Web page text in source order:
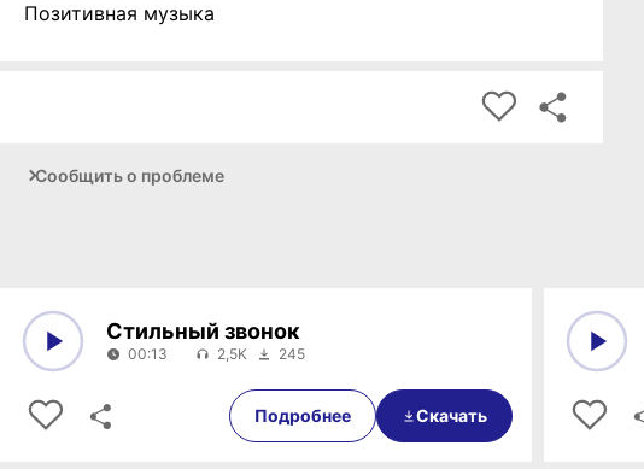
Позитивная музыка
Сообщить о проблеме
00:13
Стильный звонок
00:13 2,5K 245
Подробнее Скачать